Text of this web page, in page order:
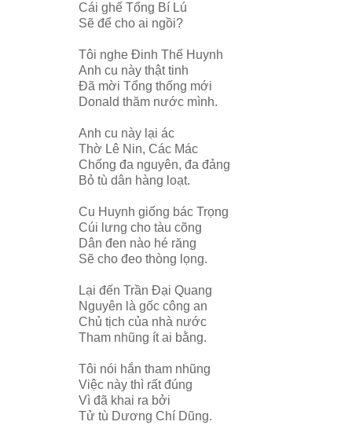
Cái ghế Tổng Bí Lú
Sẽ để cho ai ngồi?
Tôi nghe Đinh Thế Huynh
Anh cu này thật tinh
Đã mời Tổng thống mới
Donald thăm nước mình.
Anh cu này lại ác
Thờ Lê Nin, Các Mác
Chống đa nguyên, đa đảng
Bỏ tù dân hàng loạt.
Cu Huynh giống bác Trọng
Cúi lưng cho tàu cõng
Dân đen nào hé răng
Sẽ cho đeo thòng lọng.
Lại đến Trần Đại Quang
Nguyên là gốc công an
Chủ tịch của nhà nước
Tham nhũng ít ai bằng.
Tôi nói hắn tham nhũng
Việc này thì rất đúng
Vì đã khai ra bởi
Tử tù Dương Chí Dũng.